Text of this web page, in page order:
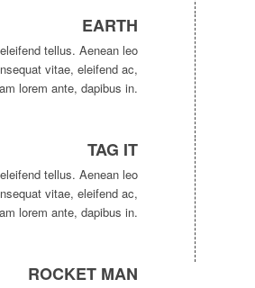
EARTH
tellus. Aenean leo
vitae, eleifend ac,
lorem ante, dapibus in.
TAG IT
tellus. Aenean leo
vitae, eleifend ac,
lorem ante, dapibus in.
ROCKET MAN